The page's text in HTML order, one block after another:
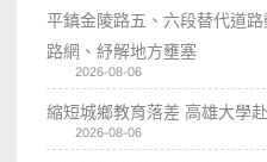
平鎮金陵路五、六段替代道
路網、紓解地方壅塞
2026-08-06
縮短城鄉教育落差 高雄大學
2026-08-06